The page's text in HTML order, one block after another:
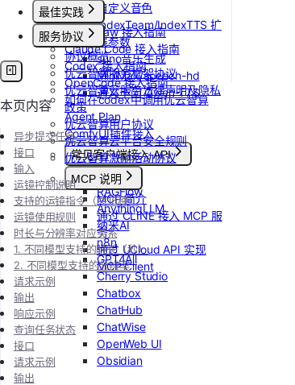
自定义音色
IndexTeam/IndexTTS 扩
展参数
suno音乐生成
MiniMax/speech-hd
通义千问 Qwen-TTS
最佳实践
OpenClaw 接入指南
Claude Code 接入指南
Codex 接入指南
OpenCode 接入指南
如何在codex中调用优云智算
Agent Plan
ComfyUI插件接入
常见客户端接入 API
Dify
RAGFlow
AnythingLLM
纳米AI
n8n
GPT4All
Cherry Studio
Chatbox
ChatHub
ChatWise
OpenWeb UI
Obsidian
MCP 说明
MCP 简介
通过 CLINE 接入 MCP 服
务
通过 UCloud API 实现
MCP Client
服务协议
协议概览
优云智算服务框架协议
优云智算云服务法律声明及隐私
政策
优云智算用户协议
优云智算云平台安全规则
优云智算激励活动协议
本页内容
异步提交任务
接口
输入
运镜控制说明
支持的运镜指令（共15种）
运镜使用规则
时长与分辨率对应关系
1. 不同模型支持的时长（秒）
2. 不同模型支持的分辨率
请求示例
输出
响应示例
查询任务状态
接口
请求示例
输出